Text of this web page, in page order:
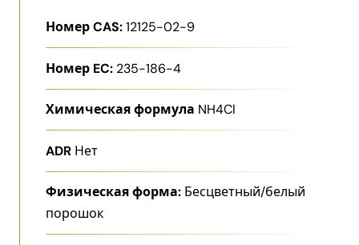
Номер CAS:12125-02-9
Номер EC: 235-186-4
Химическая формула NH4Cl
ADR Нет
Физическая форма: Бесцветный/белый
порошок